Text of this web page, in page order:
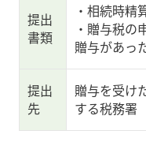
提出
書類
・相続時精
・贈与税
贈与があっ
提出
先
贈与を受け
する税務署